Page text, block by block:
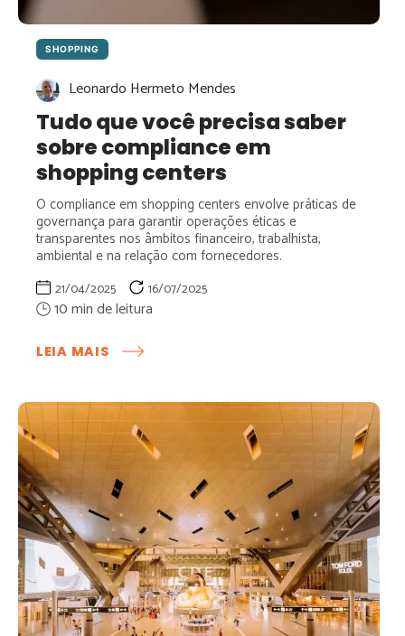
SHOPPING
Leonardo Hermeto Mendes
Tudo que você precisa saber
sobre compliance em
shopping centers
O compliance em shopping centers envolve práticas de
governança para garantir operações éticas e
transparentes nos âmbitos financeiro, trabalhista,
ambiental e na relação com fornecedores.
21/04/2025 16/07/2025
LEIA MAIS
TUDO
VOCÊ
PRECISA
SABER
SOBRE
COMPLIANCE
EM
SHOPPING
CENTERS